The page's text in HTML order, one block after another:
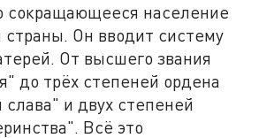
сокращающееся население
Он вводит систему
От высшего звания
до трёх степеней ордена
и двух степеней
Всё это